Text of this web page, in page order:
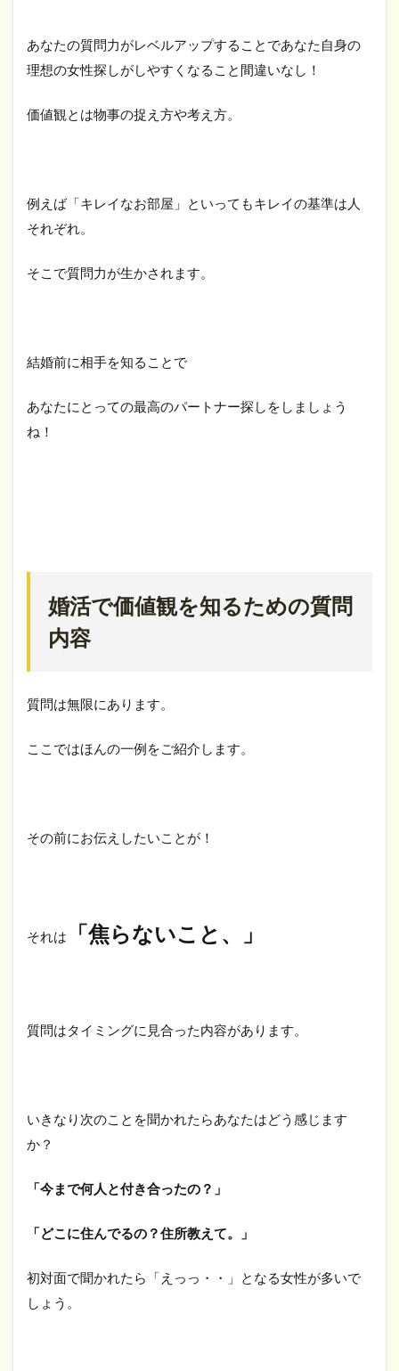
あなたの質問力がレベルアップすることであなた自身の
理想の女性探しがしやすくなること間違いなし！
価値観とは物事の捉え方や考え方。
例えば「キレイなお部屋」といってもキレイの基準は人
それぞれ。
そこで質問力が生かされます。
結婚前に相手を知ることで
あなたにとっての最高のパートナー探しをしましょう
ね！
婚活で価値観を知るための質問
内容
質問は無限にあります。
ここではほんの一例をご紹介します。
その前にお伝えしたいことが！
それは 「焦らないこと、」
質問はタイミングに見合った内容があります。
いきなり次のことを聞かれたらあなたはどう感じます
か？
「今まで何人と付き合ったの？」
「どこに住んでるの？住所教えて。」
初対面で聞かれたら「えっっ・・」となる女性が多いで
しょう。